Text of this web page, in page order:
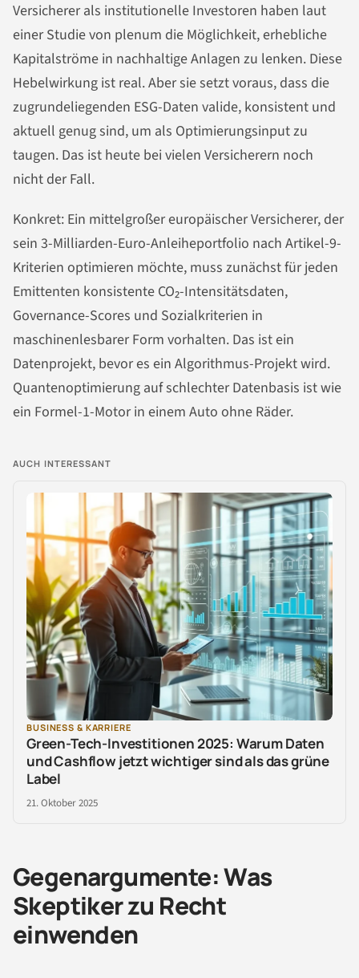
Versicherer als institutionelle Investoren haben laut
einer Studie von plenum die Möglichkeit, erhebliche
Kapitalströme in nachhaltige Anlagen zu lenken. Diese
Hebelwirkung ist real. Aber sie setzt voraus, dass die
zugrundeliegenden ESG-Daten valide, konsistent und
aktuell genug sind, um als Optimierungsinput zu
taugen. Das ist heute bei vielen Versicherern noch
nicht der Fall.
Konkret: Ein mittelgroßer europäischer Versicherer, der
sein 3-Milliarden-Euro-Anleiheportfolio nach Artikel-9-
Kriterien optimieren möchte, muss zunächst für jeden
Emittenten konsistente CO₂-Intensitätsdaten,
Governance-Scores und Sozialkriterien in
maschinenlesbarer Form vorhalten. Das ist ein
Datenprojekt, bevor es ein Algorithmus-Projekt wird.
Quantenoptimierung auf schlechter Datenbasis ist wie
ein Formel-1-Motor in einem Auto ohne Räder.
AUCH INTERESSANT
BUSINESS & KARRIERE
Green-Tech-Investitionen 2025: Warum Daten
und Cashflow jetzt wichtiger sind als das grüne
Label
21. Oktober 2025
Gegenargumente: Was
Skeptiker zu Recht
einwenden